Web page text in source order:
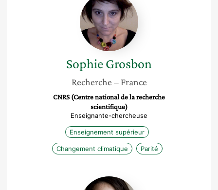
Grosbon
SophieGrosbon
Recherche – France
CNRS (Centre national de la recherche
scientifique)
Enseignante-chercheuse
Enseignement supérieur
Changement climatique Parité
Camille